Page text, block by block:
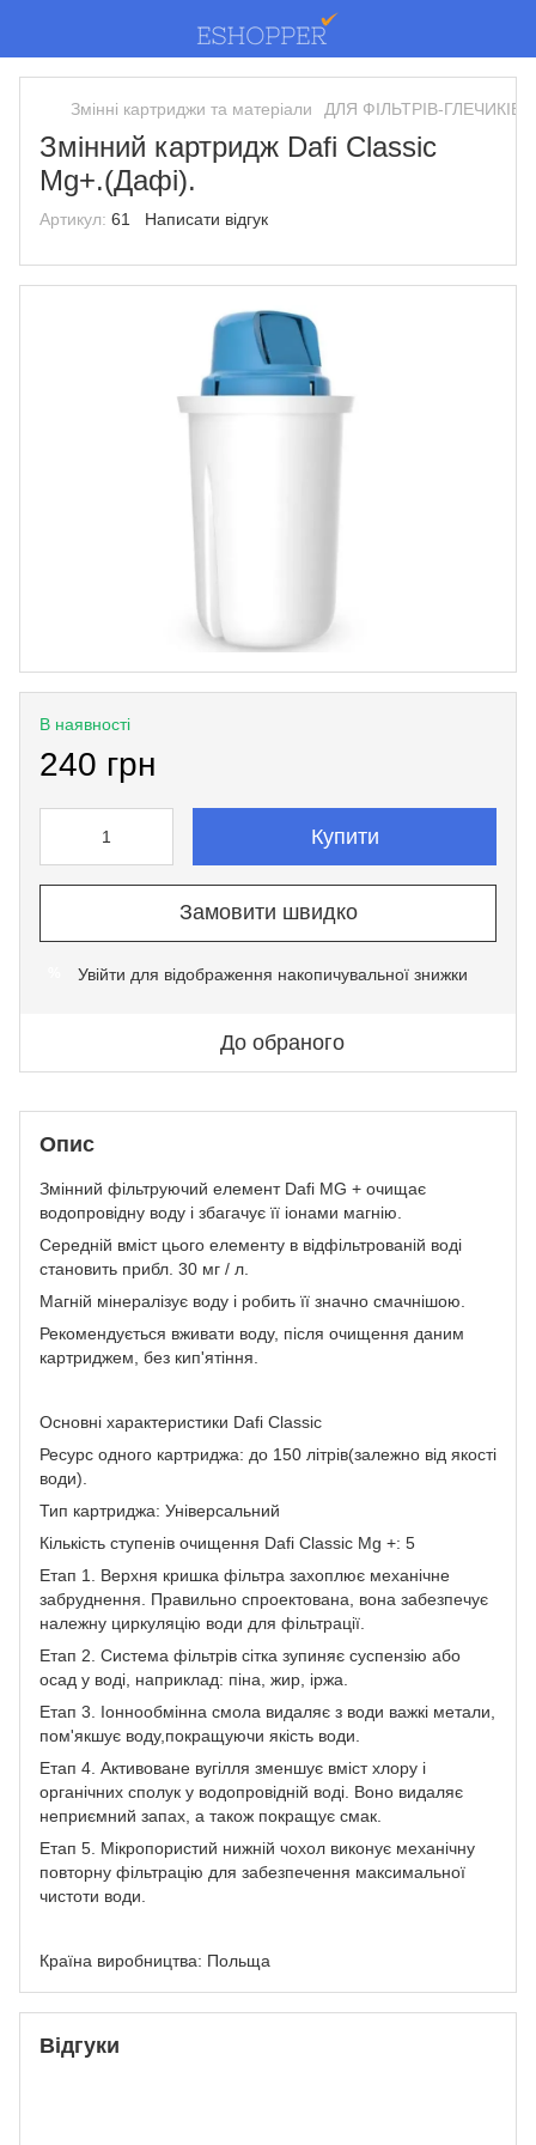
Змінні картриджи та матеріали ДЛЯ ФІЛЬТРІВ-ГЛЕЧИКІВ.
Змінний картридж Dafi Classic
Mg+.(Дафі).
Артикул: 61 Написати відгук
В наявності
240 грн
Купити
Замовити швидко
Увійти для відображення накопичувальної знижки
До обраного
Опис
Змінний фільтруючий елемент Dafi MG + очищає
водопровідну воду і збагачує її іонами магнію.
Середній вміст цього елементу в відфільтрованій воді
становить прибл. 30 мг / л.
Магній мінералізує воду і робить її значно смачнішою.
Рекомендується вживати воду, після очищення даним
картриджем, без кип'ятіння.
Основні характеристики Dafi Classic
Ресурс одного картриджа: до 150 літрів(залежно від якості
води).
Тип картриджа: Універсальний
Кількість ступенів очищення Dafi Classic Mg +: 5
Етап 1. Верхня кришка фільтра захоплює механічне
забруднення. Правильно спроектована, вона забезпечує
належну циркуляцію води для фільтрації.
Етап 2. Система фільтрів сітка зупиняє суспензію або
осад у воді, наприклад: піна, жир, іржа.
Етап 3. Іоннообмінна смола видаляє з води важкі метали,
пом'якшує воду,покращуючи якість води.
Етап 4. Активоване вугілля зменшує вміст хлору і
органічних сполук у водопровідній воді. Воно видаляє
неприємний запах, а також покращує смак.
Етап 5. Мікропористий нижній чохол виконує механічну
повторну фільтрацію для забезпечення максимальної
чистоти води.
Країна виробництва: Польща
Відгуки